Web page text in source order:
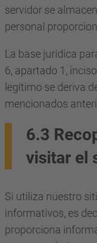
servidor se
personal
La base jurídica
6, apartado 1,
legítimo se deriva
mencionados
6.3
visitar el
Si utiliza nuestro
informativos, es
proporciona